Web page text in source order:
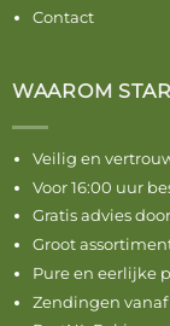
Contact
WAAROM
Veilig en
Voor 16:00 uur
Gratis advies
Groot
Pure en eerlijke
Zendingen